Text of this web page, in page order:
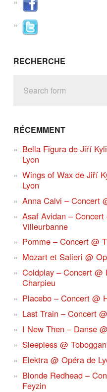
RECHERCHE
RÉCEMMENT
Bella Figura de Jiří
Lyon
Wings of Wax de Jiří
Lyon
Anna Calvi – Concert
Asaf Avidan –
Villeurbanne
Pomme – Concert @
Mozart et Salieri @
Coldplay – Concert @
Charpieu
Placebo – Concert @
Last Train – Concert
I New Then – Danse
Sleepless @
Elektra @ Opéra de
Blonde Redhead –
Feyzin